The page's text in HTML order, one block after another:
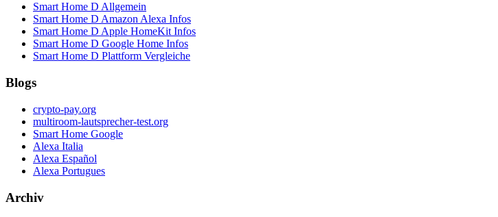
Smart Home D Allgemein
Smart Home D Amazon Alexa Infos
Smart Home D Apple HomeKit Infos
Smart Home D Google Home Infos
Smart Home D Plattform Vergleiche
Blogs
crypto-pay.org
multiroom-lautsprecher-test.org
Smart Home Google
Alexa Italia
Alexa Español
Alexa Portugues
Archiv